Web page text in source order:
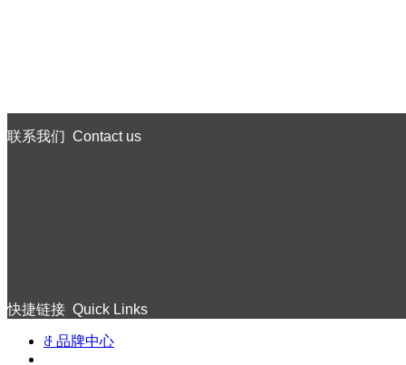
联系我们 Contact us
快捷链接 Quick Links
ꁕ 品牌中心